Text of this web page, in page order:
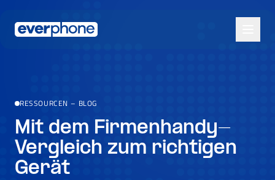
RESSOURCEN – BLOG
Mit dem Firmenhandy-
Vergleich zum richtigen
Gerät